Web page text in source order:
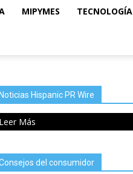
MIPYMES TECNOLOGÍA
Noticias Hispanic PR Wire
Leer Más
del consumidor